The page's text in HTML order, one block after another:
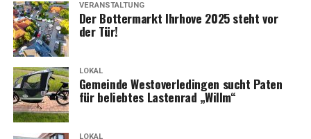
VERANSTALTUNG
Der Bot­ter­markt Ihr­ho­ve 2025 steht vor
der Tür!
LOKAL
Gemein­de Wes­t­ov­er­le­din­gen sucht Paten
für belieb­tes Las­ten­rad „Willm“
LOKAL